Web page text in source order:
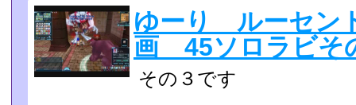
ゆーり ルーセン
画 45ソロラビそ
その３です